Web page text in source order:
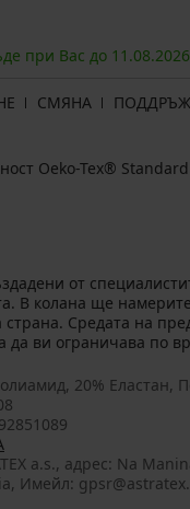
при Вас до 11.08.2026
СМЯНА
Oeko-Tex®
от
В колана ще
Средата на
да ви ограничава по
20% Еластан,
a.s., aдрес: Na
Имейл: